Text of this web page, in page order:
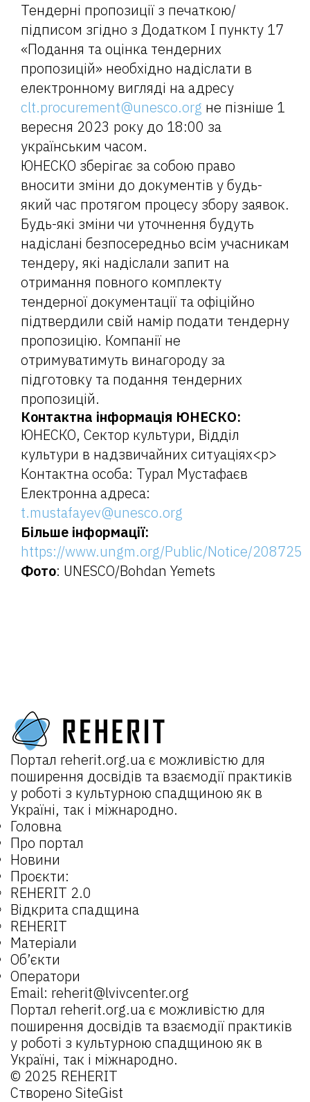
Тендерні пропозиції з печаткою/
підписом згідно з Додатком І пункту 17
«Подання та оцінка тендерних
пропозицій» необхідно надіслати в
електронному вигляді на адресу
clt.procurement@unesco.org не пізніше 1
вересня 2023 року до 18:00 за
українським часом.
ЮНЕСКО зберігає за собою право
вносити зміни до документів у будь-
який час протягом процесу збору заявок.
Будь-які зміни чи уточнення будуть
надіслані безпосередньо всім учасникам
тендеру, які надіслали запит на
отримання повного комплекту
тендерної документації та офіційно
підтвердили свій намір подати тендерну
пропозицію. Компанії не
отримуватимуть винагороду за
підготовку та подання тендерних
пропозицій.
Контактна інформація ЮНЕСКО:
ЮНЕСКО, Сектор культури, Відділ
культури в надзвичайних ситуаціях<p>
Контактна особа: Турал Мустафаєв
Електронна адреса:
t.mustafayev@unesco.org
Більше інформації:
https://www.ungm.org/Public/Notice/208725
Фото: UNESCO/Bohdan Yemets
Портал reherit.org.uaє можливістю для
поширення досвідів та взаємодії практиків
у роботі з культурною спадщиною як в
Україні, так і міжнародно.
Головна
Про портал
Новини
Проєкти:
REHERIT 2.0
Відкрита спадщина
REHERIT
Матеріали
Об’єкти
Оператори
Email: reherit@lvivcenter.org
Портал reherit.org.uaє можливістю для
поширення досвідів та взаємодії практиків
у роботі з культурною спадщиною як в
Україні, так і міжнародно.
© 2025 REHERIT
Створено SiteGist